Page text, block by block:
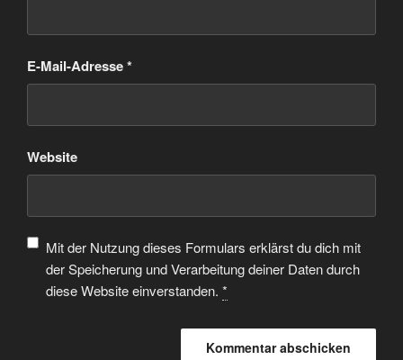
E-Mail-Adresse*
Website
Mit der Nutzung dieses Formulars erklärst du dich mit
der Speicherung und Verarbeitung deiner Daten durch
diese Website einverstanden. *